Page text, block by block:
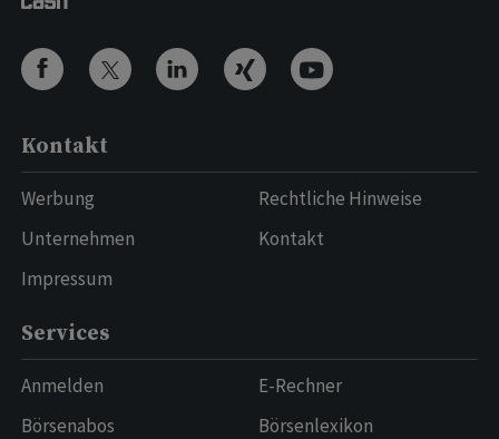
Kontakt
Werbung
Unternehmen
Impressum
Rechtliche Hinweise
Kontakt
Services
Anmelden
Börsenabos
E-Rechner
Börsenlexikon